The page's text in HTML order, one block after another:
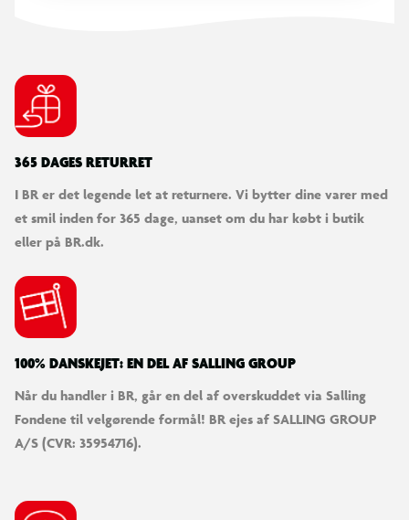
365 DAGES RETURRET
I BR er det legende let at returnere. Vi bytter dine varer med
et smil inden for 365 dage, uanset om du har købt i butik
eller på BR.dk.
100% DANSKEJET: EN DEL AF SALLING GROUP
Når du handler i BR, går en del af overskuddet via Salling
Fondene til velgørende formål! BR ejes af SALLING GROUP
A/S (CVR: 35954716).